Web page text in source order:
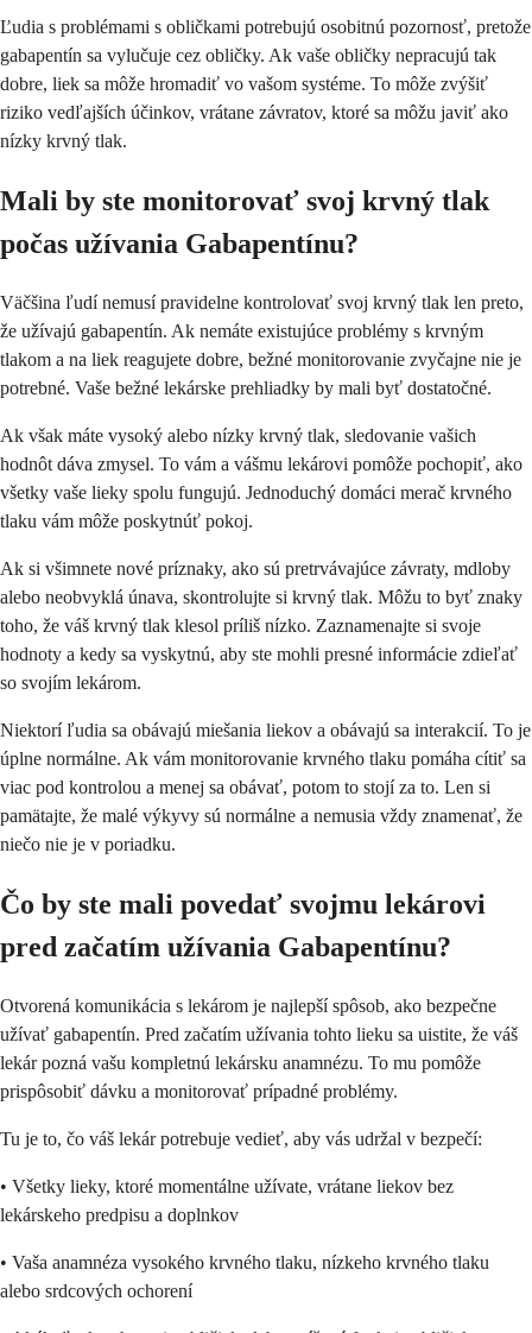
Ľudia s problémami s obličkami potrebujú osobitnú pozornosť, pretože
gabapentín sa vylučuje cez obličky. Ak vaše obličky nepracujú tak
dobre, liek sa môže hromadiť vo vašom systéme. To môže zvýšiť
riziko vedľajších účinkov, vrátane závratov, ktoré sa môžu javiť ako
nízky krvný tlak.
Mali by ste monitorovať svoj krvný tlak
počas užívania Gabapentínu?
Väčšina ľudí nemusí pravidelne kontrolovať svoj krvný tlak len preto,
že užívajú gabapentín. Ak nemáte existujúce problémy s krvným
tlakom a na liek reagujete dobre, bežné monitorovanie zvyčajne nie je
potrebné. Vaše bežné lekárske prehliadky by mali byť dostatočné.
Ak však máte vysoký alebo nízky krvný tlak, sledovanie vašich
hodnôt dáva zmysel. To vám a vášmu lekárovi pomôže pochopiť, ako
všetky vaše lieky spolu fungujú. Jednoduchý domáci merač krvného
tlaku vám môže poskytnúť pokoj.
Ak si všimnete nové príznaky, ako sú pretrvávajúce závraty, mdloby
alebo neobvyklá únava, skontrolujte si krvný tlak. Môžu to byť znaky
toho, že váš krvný tlak klesol príliš nízko. Zaznamenajte si svoje
hodnoty a kedy sa vyskytnú, aby ste mohli presné informácie zdieľať
so svojím lekárom.
Niektorí ľudia sa obávajú miešania liekov a obávajú sa interakcií. To je
úplne normálne. Ak vám monitorovanie krvného tlaku pomáha cítiť sa
viac pod kontrolou a menej sa obávať, potom to stojí za to. Len si
pamätajte, že malé výkyvy sú normálne a nemusia vždy znamenať, že
niečo nie je v poriadku.
Čo by ste mali povedať svojmu lekárovi
pred začatím užívania Gabapentínu?
Otvorená komunikácia s lekárom je najlepší spôsob, ako bezpečne
užívať gabapentín. Pred začatím užívania tohto lieku sa uistite, že váš
lekár pozná vašu kompletnú lekársku anamnézu. To mu pomôže
prispôsobiť dávku a monitorovať prípadné problémy.
Tu je to, čo váš lekár potrebuje vedieť, aby vás udržal v bezpečí:
• Všetky lieky, ktoré momentálne užívate, vrátane liekov bez
lekárskeho predpisu a doplnkov
• Vaša anamnéza vysokého krvného tlaku, nízkeho krvného tlaku
alebo srdcových ochorení